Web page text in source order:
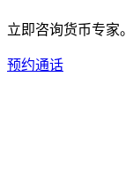
立即咨询货币专家。
预约通话